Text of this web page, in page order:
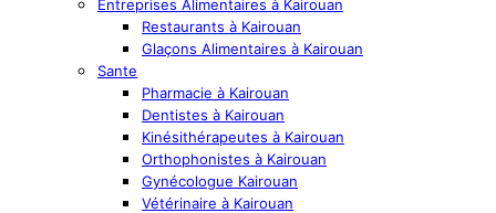
Entreprises Alimentaires à Kairouan
Restaurants à Kairouan
Glaçons Alimentaires à Kairouan
Sante
Pharmacie à Kairouan
Dentistes à Kairouan
Kinésithérapeutes à Kairouan
Orthophonistes à Kairouan
Gynécologue Kairouan
Vétérinaire à Kairouan